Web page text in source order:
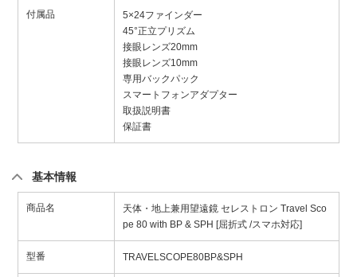
付属品
5×24ファインダー
45°正立プリズム
接眼レンズ20mm
接眼レンズ10mm
専用バックパック
スマートフォンアダプター
取扱説明書
保証書
基本情報
商品名
天体・地上兼用望遠鏡 セレストロン Travel Sco
pe 80 with BP & SPH [屈折式 /スマホ対応]
型番 TRAVELSCOPE80BP&SPH